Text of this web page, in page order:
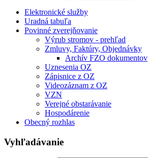
Elektronické služby
Uradná tabuľa
Povinné zverejňovanie
Výrub stromov - prehľad
Zmluvy, Faktúry, Objednávky
Archív FZO dokumentov
Uznesenia OZ
Zápisnice z OZ
Videozáznam z OZ
VZN
Verejné obstarávanie
Hospodárenie
Obecný rozhlas
Vyhľadávanie